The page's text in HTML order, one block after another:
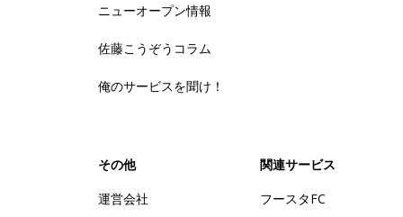
ニューオープン情報
佐藤こうぞうコラム
俺のサービスを聞け！
その他
運営会社
関連サービス
フースタFC